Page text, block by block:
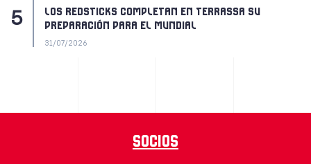
LOS REDSTICKS COMPLETAN EN TERRASSA SU
PREPARACIÓN PARA EL MUNDIAL
31/07/2026
Socios